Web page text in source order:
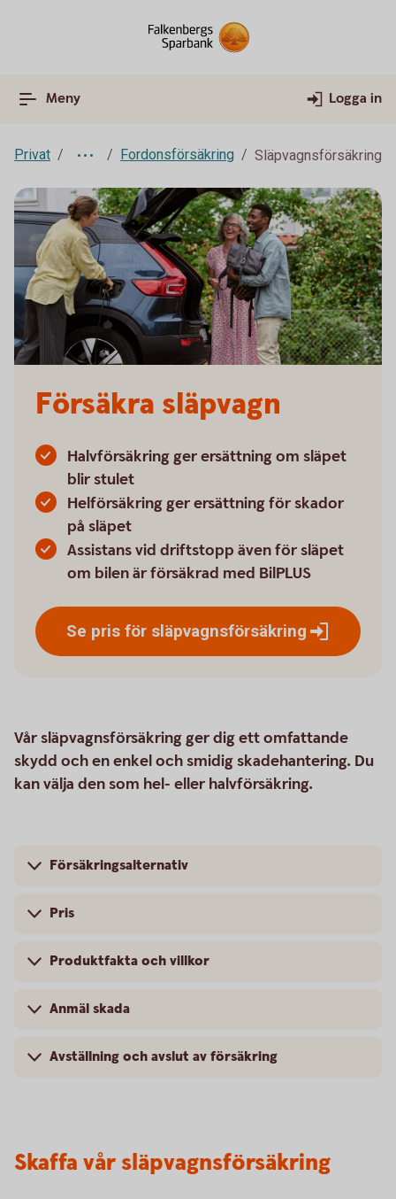
Meny Logga in
Privat Fordonsförsäkring Släpvagnsförsäkring
Försäkra släpvagn
Halvförsäkring ger ersättning om släpet
blir stulet
Helförsäkring ger ersättning för skador
på släpet
Assistans vid driftstopp även för släpet
om bilen är försäkrad med BilPLUS
Se pris för släpvagnsförsäkring
Vår släpvagnsförsäkring ger dig ett omfattande
skydd och en enkel och smidig skadehantering. Du
kan välja den som hel- eller halvförsäkring.
Försäkringsalternativ
Pris
Produktfakta och villkor
Anmäl skada
Avställning och avslut av försäkring
Skaffa vår släpvagnsförsäkring